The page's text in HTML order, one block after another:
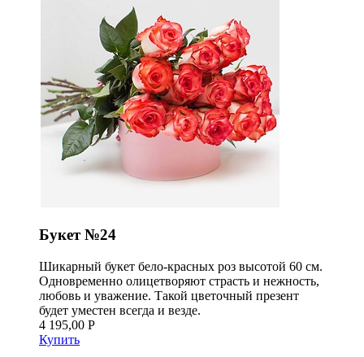
Букет №24
Шикарный букет бело-красных роз высотой 60 см.
Одновременно олицетворяют страсть и нежность,
любовь и уважение. Такой цветочный презент
будет уместен всегда и везде.
4 195,00 Р
Купить